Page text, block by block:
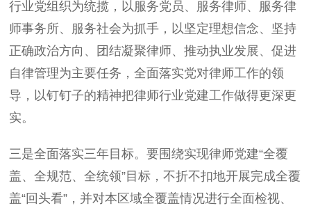
行业党组织为统揽，以服务党员、服务律师、服务律
师事务所、服务社会为抓手，以坚定理想信念、坚持
正确政治方向、团结凝聚律师、推动执业发展、促进
自律管理为主要任务，全面落实党对律师工作的领
导，以钉钉子的精神把律师行业党建工作做得更深更
实。
三是全面落实三年目标。要围绕实现律师党建“全覆
盖、全规范、全统领”目标，不折不扣地开展完成全覆
盖“回头看”，并对本区域全覆盖情况进行全面检视、